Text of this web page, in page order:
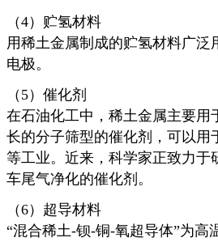
（4）贮氢材料
用稀土金属制成的贮氢材料广泛
电极。
（5）催化剂
在石油化工中，稀土金属主要用
长的分子筛型的催化剂，可以用
等工业。近来，科学家正致力于
车尾气净化的催化剂。
（6）超导材料
“混合稀土-钡-铜-氧超导体”为高